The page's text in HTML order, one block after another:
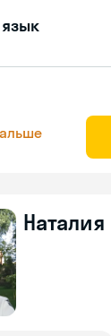
Наталия